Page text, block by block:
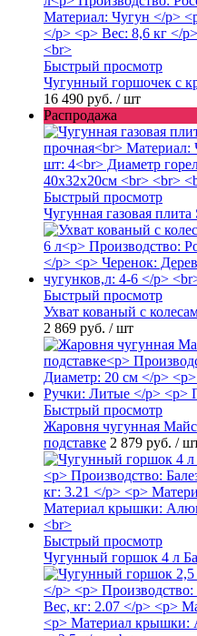
Быстрый просмотр
Чугунный горшочек с
16 490 руб. / шт
Распродажа
Быстрый просмотр
Чугунная газовая
Быстрый просмотр
Ухват кованый с
2 869 руб. / шт
Быстрый просмотр
Жаровня чугунная
подставке 2 879 руб. /
Быстрый просмотр
Чугунный горшок 4 л